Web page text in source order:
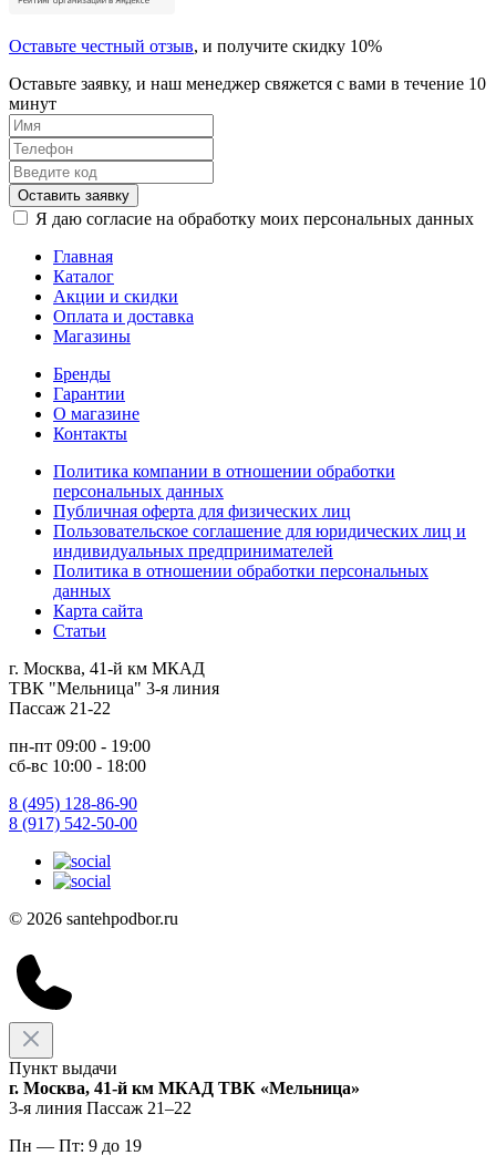
Оставьте честный отзыв, и получите скидку 10%
Оставьте заявку, и наш менеджер свяжется с вами в течение 10
минут
Оставить заявку
Я даю согласие на обработку моих персональных данных
Главная
Каталог
Акции и скидки
Оплата и доставка
Магазины
Бренды
Гарантии
О магазине
Контакты
Политика компании в отношении обработки
персональных данных
Публичная оферта для физических лиц
Пользовательское соглашение для юридических лиц и
индивидуальных предпринимателей
Политика в отношении обработки персональных
данных
Карта сайта
Статьи
г. Москва, 41-й км МКАД
ТВК "Мельница" 3-я линия
Пассаж 21-22
пн-пт 09:00 - 19:00
сб-вс 10:00 - 18:00
8 (495) 128-86-90
8 (917) 542-50-00
© 2026 santehpodbor.ru
Пункт выдачи
г. Москва, 41-й км МКАД ТВК «Мельница»
3-я линия Пассаж 21–22
Пн — Пт: 9 до 19